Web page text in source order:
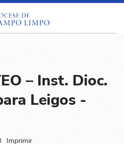
– Inst. Dioc.
Leigos -
Imprimir